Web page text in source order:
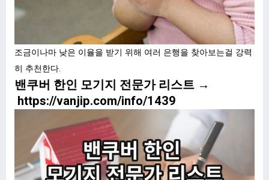
조금이나마 낮은 이율을 받기 위해 여러 은행을 찾아보는걸 강력
히 추천한다.
밴쿠버 한인 모기지 전문가 리스트 →
https://vanjip.com/info/1439